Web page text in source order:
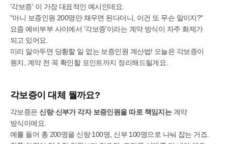
'각보증' 이 가장 대표적인 예시인데요.
"아니 보증인원 200명만 채우면 된다더니, 이건 또 무슨 말이지?"
요즘 예비부부 사이에서 '각보증'이라는 계약 방식이 자주 화제가
되고 있어요.
미리 알아두면 당황할 일 없는 보증인원 계산법! 오늘은 각보증이
뭔지, 계약 전 꼭 확인할 포인트까지 정리해드릴게요.
각보증이 대체 뭘까요?
각보증은신랑·신부가 각자 보증인원을 따로 책임지는계약
방식이에요.
예를 들어 총 200명을 신랑 100명, 신부 100명으로 나눠 잡는 거죠.